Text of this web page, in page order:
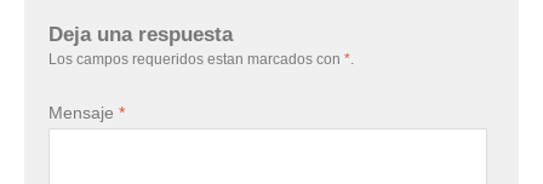
Deja una respuesta
Los campos requeridos estan marcados con *
Mensaje *